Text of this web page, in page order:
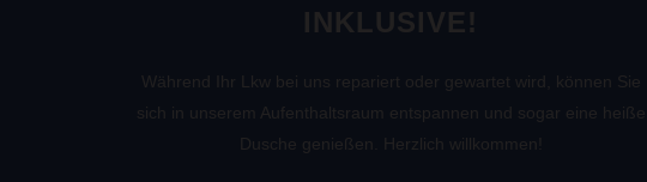
NKLUSIVE!
Während Ihr Lkw bei uns repariert oder gewartet wird, können Sie
sich in unserem Aufenthaltsraum entspannen und sogar eine heiße
Dusche genießen. Herzlich willkommen!